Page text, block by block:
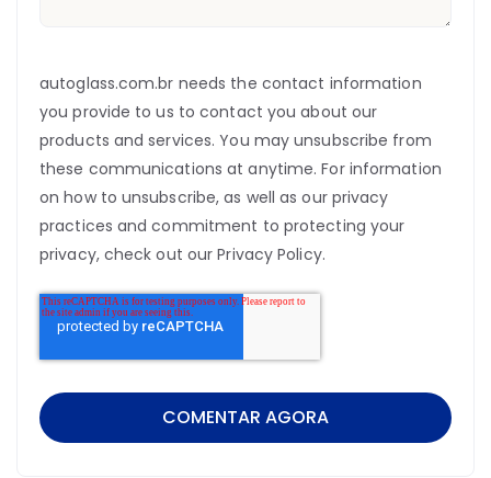
autoglass.com.br needs the contact information
you provide to us to contact you about our
products and services. You may unsubscribe from
these communications at anytime. For information
on how to unsubscribe, as well as our privacy
practices and commitment to protecting your
privacy, check out our Privacy Policy.